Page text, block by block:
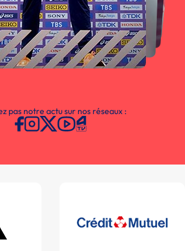
pas notre actu sur nos réseaux :